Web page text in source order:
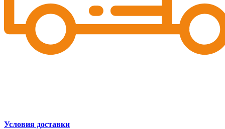
Условия доставки